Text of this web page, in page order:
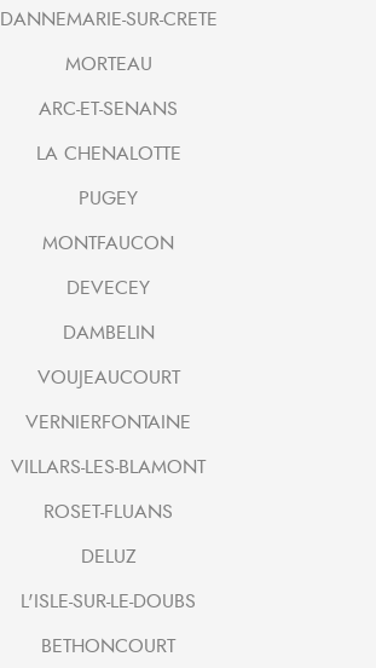
DANNEMARIE-SUR-CRETE
MORTEAU
ARC-ET-SENANS
LA CHENALOTTE
PUGEY
MONTFAUCON
DEVECEY
DAMBELIN
VOUJEAUCOURT
VERNIERFONTAINE
VILLARS-LES-BLAMONT
ROSET-FLUANS
DELUZ
L'ISLE-SUR-LE-DOUBS
BETHONCOURT